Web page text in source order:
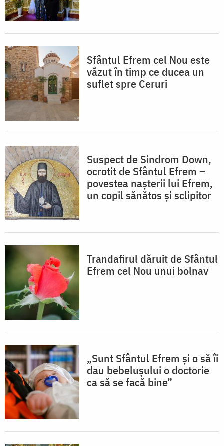
Sfântul Efrem cel Nou este
văzut în timp ce ducea un
suflet spre Ceruri
Suspect de Sindrom Down,
ocrotit de Sfântul Efrem –
povestea nașterii lui Efrem,
un copil sănătos și sclipitor
Trandafirul dăruit de Sfântul
Efrem cel Nou unui bolnav
„Sunt Sfântul Efrem și o să îi
dau bebelușului o doctorie
ca să se facă bine”